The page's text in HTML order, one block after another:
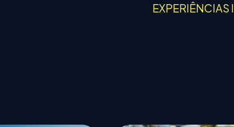
EXPERIÊNCIAS